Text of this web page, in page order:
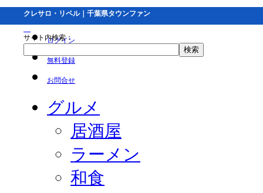
クレサロ・リペル｜千葉県タウンファン
ログイン
無料登録
お問合せ
サイト内検索：
グルメ
居酒屋
ラーメン
和食